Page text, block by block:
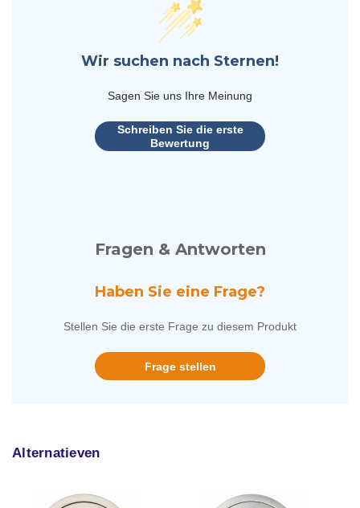
Wir suchen nach Sternen!
Sagen Sie uns Ihre Meinung
Schreiben Sie die erste
Bewertung
Fragen & Antworten
Haben Sie eine Frage?
Stellen Sie die erste Frage zu diesem Produkt
Frage stellen
Alternatieven